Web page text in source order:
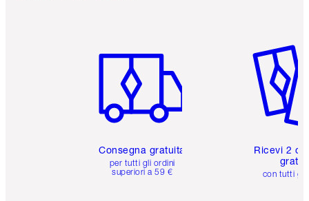
Consegna gratuita
per tutti gli ordini
superiori a 59 €
Ricevi 2
con tutti gli